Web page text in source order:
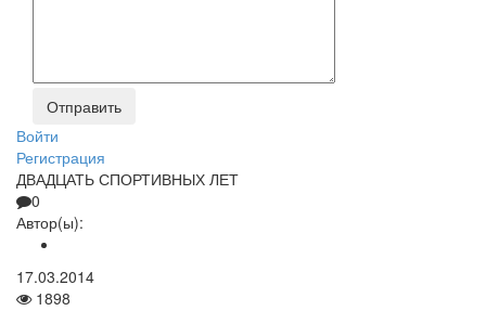
Войти
Регистрация
ДВАДЦАТЬ СПОРТИВНЫХ ЛЕТ
0
Автор(ы):
17.03.2014
1898